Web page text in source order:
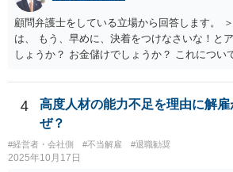
用契約関係であると判断されるリスクもありま
生にもご相談の上慎重にご判断ください。）
の良いものではないので自ら辞任を検討するこ
的にはお分かりいただけるだろうと考えて続
相談者さんが、今の弁護士さんの対応や方針に
り経営者の考えが歪められ、このままでは会
懸念するのであれば、ご相談者さんが経営者
考えを改められるよう進言なさってはいかがで
顧問弁護士をしている立場から回答します。
は、 もう、早めに、決着をつけなさいな！と
しょうか？ お金儲けでしょうか？ これについ
件を受任して遂行します。 そしてあなたの言
なさいな！」が意味するところは、「敗訴的和
が、それには弁護士報酬はつきませんので、
せん。 しかし、逆に負け筋の事件をズルズル
額してもらえるわけでもない他方で、弁護士報
め、むしろ他の事件処理ができないという意
4
高度人材の能力不足を理由に解
ぜ？
#経営者・会社側 #不当解雇 #退職勧奨
2025年10月17日